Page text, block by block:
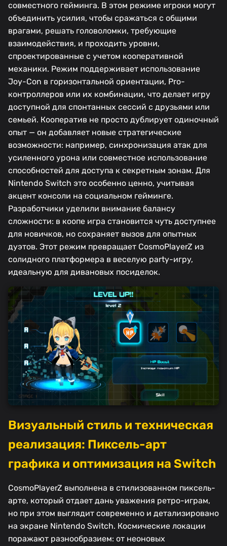
совместного гейминга. В этом режиме игроки могут
объединить усилия, чтобы сражаться с общими
врагами, решать головоломки, требующие
взаимодействия, и проходить уровни,
спроектированные с учетом кооперативной
механики. Режим поддерживает использование
Joy-Con в горизонтальной ориентации, Pro-
контроллеров или их комбинации, что делает игру
доступной для спонтанных сессий с друзьями или
семьей. Кооператив не просто дублирует одиночный
опыт — он добавляет новые стратегические
возможности: например, синхронизация атак для
усиленного урона или совместное использование
способностей для доступа к секретным зонам. Для
Nintendo Switch это особенно ценно, учитывая
акцент консоли на социальном гейминге.
Разработчики уделили внимание балансу
сложности: в коопе игра становится чуть доступнее
для новичков, но сохраняет вызов для опытных
дуэтов. Этот режим превращает CosmoPlayerZ из
солидного платформера в веселую party-игру,
идеальную для дивановых посиделок.
Визуальный стиль и техническая
реализация: Пиксель-арт
графика и оптимизация на Switch
CosmoPlayerZ выполнена в стилизованном пиксель-
арте, который отдает дань уважения ретро-играм,
но при этом выглядит современно и детализировано
на экране Nintendo Switch. Космические локации
поражают разнообразием: от неоновых